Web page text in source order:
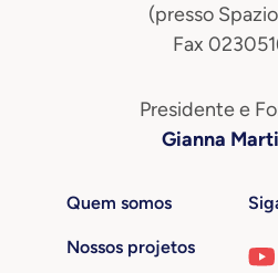
(presso
Fax
Presidente e
Gianna
Quem somos
Nossos projetos